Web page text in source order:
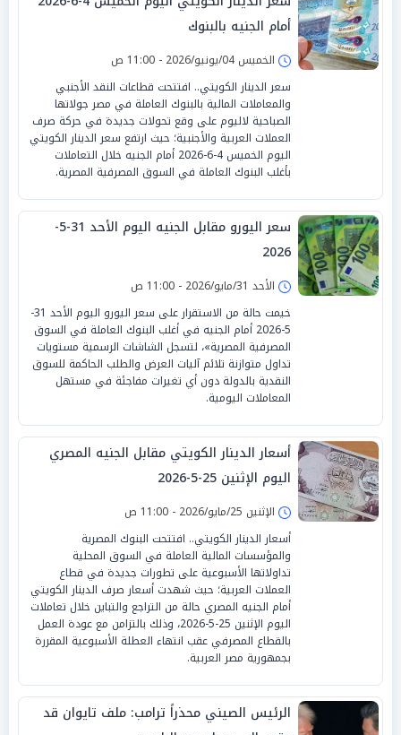
أمام الجنيه بالبنوك
الخميس 04/يونيو/2026 - 11:00 ص
سعر الدينار الكويتي.. افتتحت قطاعات النقد الأجنبي
والمعاملات المالية بالبنوك العاملة في مصر جولاتها
الصباحية لاليوم على وقع تحولات جديدة في حركة صرف
العملات العربية والأجنبية؛ حيث ارتفع سعر الدينار الكويتي
اليوم الخميس 4-6-2026 أمام الجنيه خلال التعاملات
بأغلب البنوك العاملة في السوق المصرفية المصرية.
سعر اليورو مقابل الجنيه اليوم الأحد 31-5-
2026
الأحد 31/مايو/2026 - 11:00 ص
خيمت حالة من الاستقرار على سعر اليورو اليوم الأحد 31-
5-2026 أمام الجنيه في أغلب البنوك العاملة في السوق
المصرفية المصرية»، لتسجل الشاشات الرسمية مستويات
تداول متوازنة تلائم آليات العرض والطلب الحاكمة للسوق
النقدية بالدولة دون أي تغيرات مفاجئة في مستهل
المعاملات اليومية.
أسعار الدينار الكويتي مقابل الجنيه المصري
اليوم الإثنين 25-5-2026
الإثنين 25/مايو/2026 - 11:00 ص
أسعار الدينار الكويتي.. افتتحت البنوك المصرية
والمؤسسات المالية العاملة في السوق المحلية
تداولاتها الأسبوعية على تطورات جديدة في قطاع
العملات العربية؛ حيث شهدت أسعار صرف الدينار الكويتي
أمام الجنيه المصري حالة من التراجع والتباين خلال تعاملات
اليوم الإثنين 25-5-2026، وذلك بالتزامن مع عودة العمل
بالقطاع المصرفي عقب انتهاء العطلة الأسبوعية المقررة
بجمهورية مصر العربية.
الرئيس الصيني محذراً ترامب: ملف تايوان قد